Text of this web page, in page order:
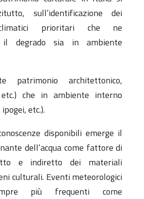
sull’identificazione dei
prioritari che ne
il degrado sia in ambiente
patrimonio architettonico,
etc.) che in ambiente interno
etc.).
disponibili emerge il
dell’acqua come fattore di
e indiretto dei materiali
culturali. Eventi meteorologici
più frequenti come